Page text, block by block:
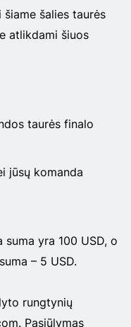
šalies taurės
atlikdami šiuos
taurės finalo
jūsų komanda
yra 100 USD, o
– 5 USD.
rungtynių
Pasiūlymas